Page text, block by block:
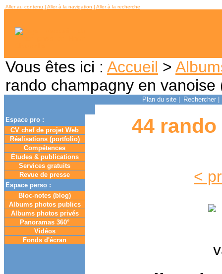
Aller au contenu | Aller à la navigation | Aller à la recherche
Vous êtes ici : Accueil >
rando champagny en vanoise
Plan du site Rechercher
Espace pro :
CV chef de projet Web
Réalisations (portfolio)
Compétences
Études &publications
Services gratuits
Revue de presse
Espace perso :
Bloc-notes (blog)
Albums photos publics
Albums photos privés
Panoramas 360°
Vidéos
Fonds d'écran
44
<